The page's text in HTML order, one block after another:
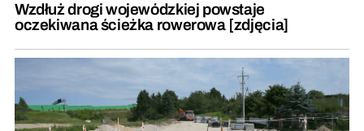
Wzdłuż drogi wojewódzkiej powstaje
oczekiwana ścieżka rowerowa [zdjęcia]